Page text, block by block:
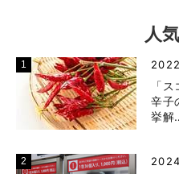
人
「
辛子
挙解